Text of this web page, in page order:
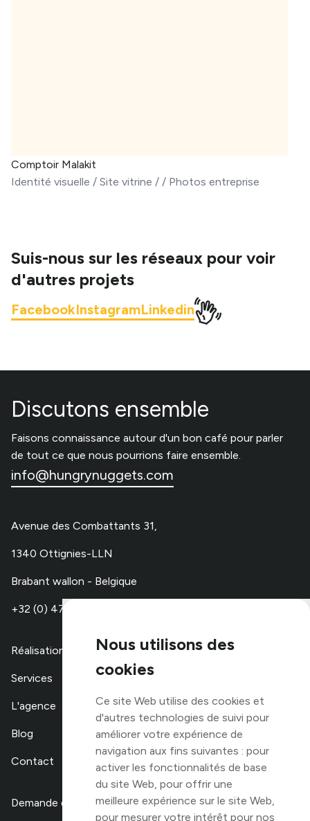
Nous utilisons des
cookies
Ce site Web utilise des cookies et
d'autres technologies de suivi pour
améliorer votre expérience de
navigation aux fins suivantes : pour
activer les fonctionnalités de base
du site Web, pour offrir une
meilleure expérience sur le site Web,
pour mesurer votre intérêt pour nos
Comptoir Malakit
Identité visuelle / Site vitrine / / Photos entreprise
Suis-nous sur les réseaux pour voir
d'autres projets
FacebookInstagramLinkedin
Discutons ensemble
Faisons connaissance autour d'un bon café pour parler
de tout ce que nous pourrions faire ensemble.
info@hungrynuggets.com
Avenue des Combattants 31,
1340 Ottignies-LLN
Brabant wallon - Belgique
+32 (0) 479 67 48 00
Réalisations
Services
L'agence
Blog
Contact
Demande de devis